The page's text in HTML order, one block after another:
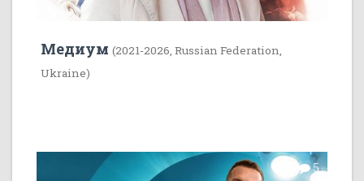
Медиум (2021-2026, Russian Federation,
Ukraine)
7 5